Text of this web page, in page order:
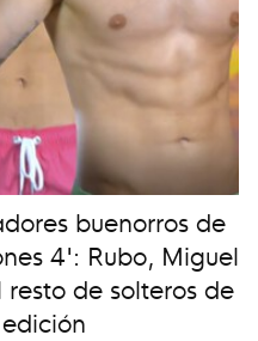
buenorros de
4': Rubo, Miguel
de solteros de